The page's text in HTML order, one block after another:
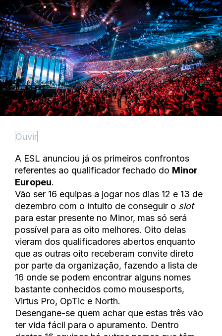
Ouvir
A ESL anunciou já os primeiros confrontos
referentes ao qualificador fechado do Minor
Europeu.
Vão ser 16 equipas a jogar nos dias 12 e 13 de
dezembro com o intuito de conseguir o slot
para estar presente no Minor, mas só será
possível para as oito melhores. Oito delas
vieram dos qualificadores abertos enquanto
que as outras oito receberam convite direto
por parte da organização, fazendo a lista de
16 onde se podem encontrar alguns nomes
bastante conhecidos como mousesports,
Virtus Pro, OpTic e North.
Desengane-se quem achar que estas três vão
ter vida fácil para o apuramento. Dentro